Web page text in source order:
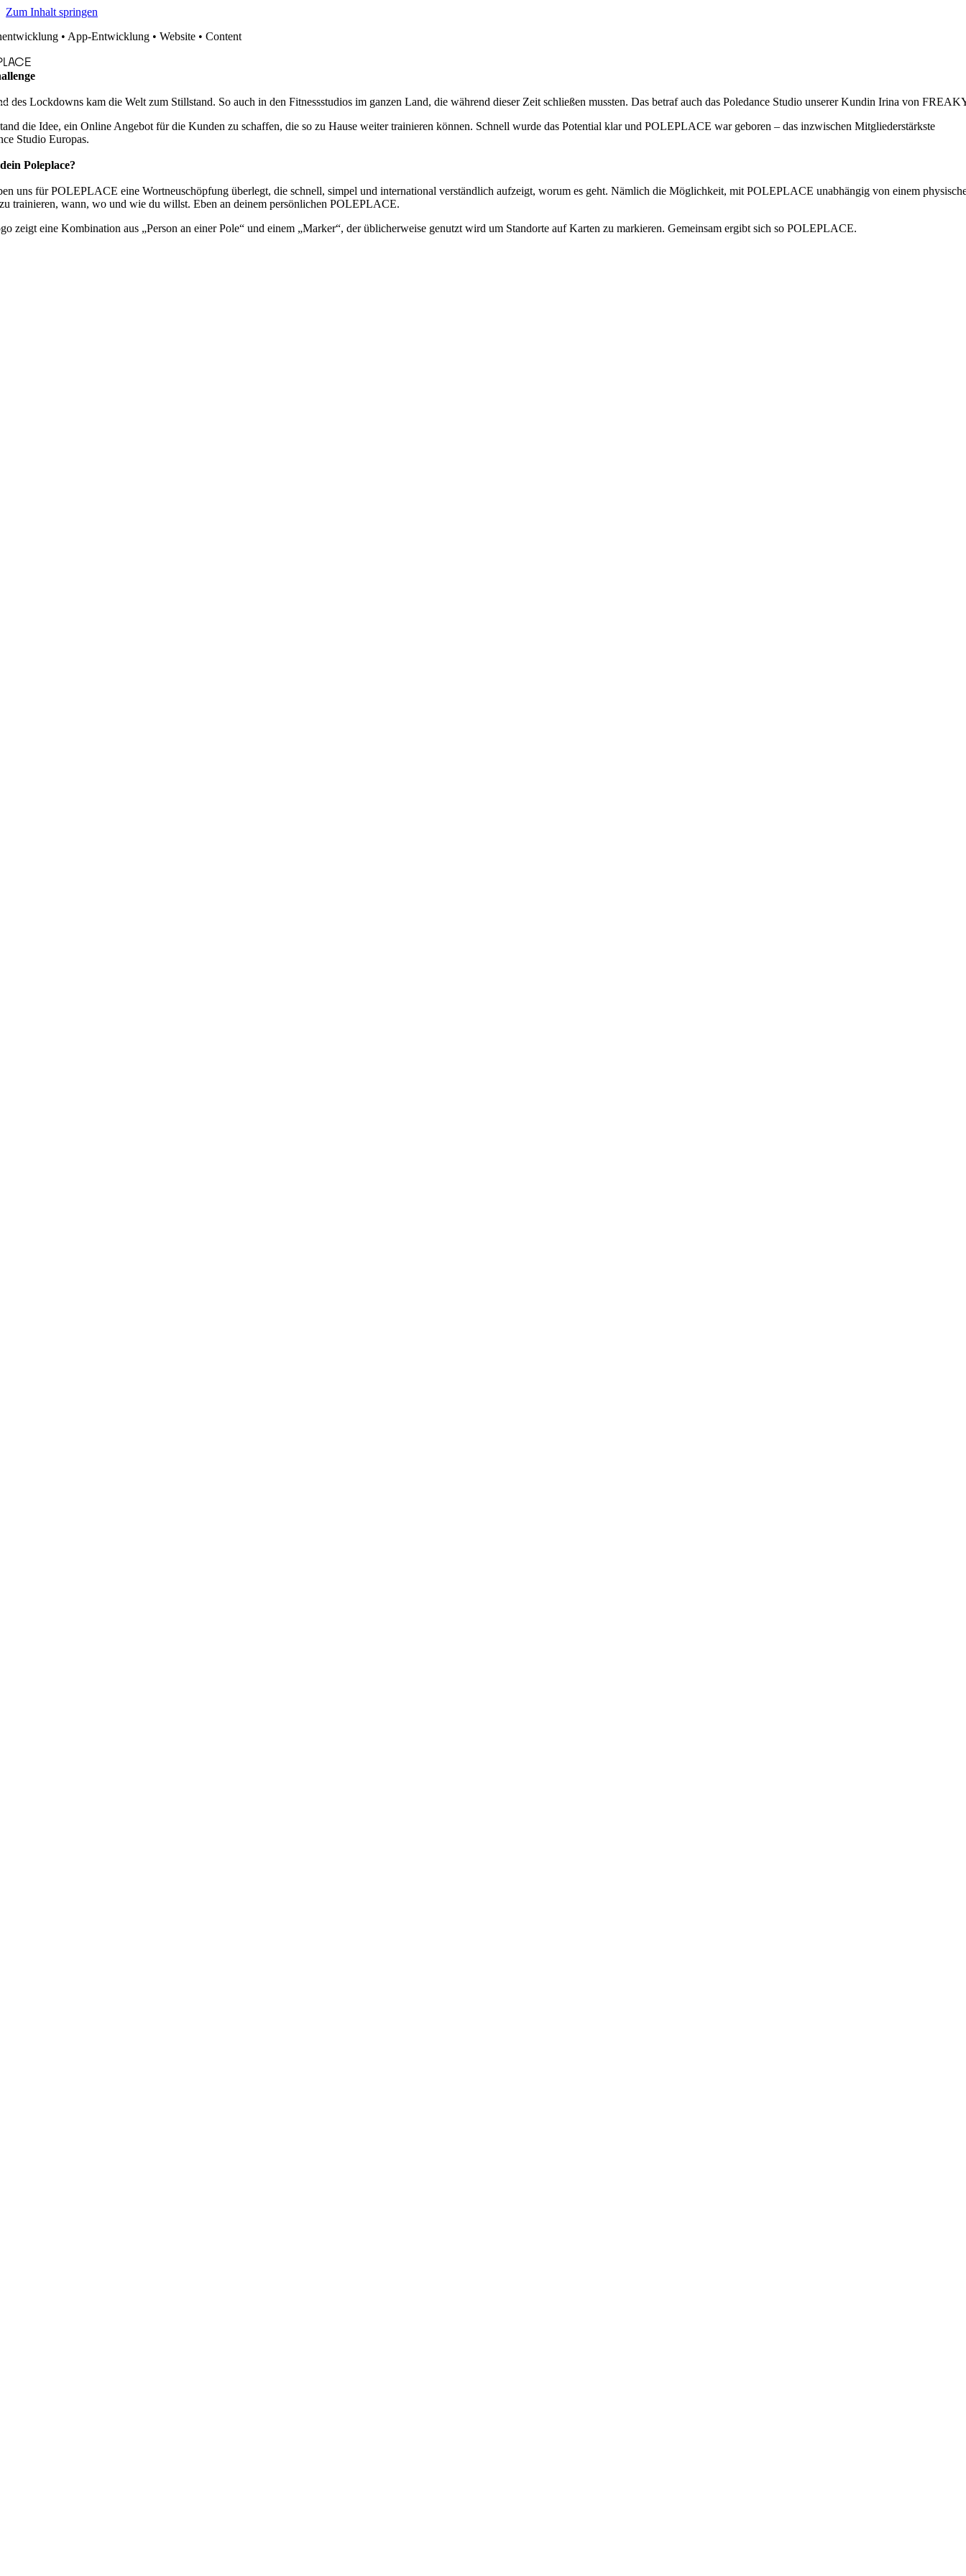
Zum Inhalt springen
• App-Entwicklung • Website • Content
des Lockdowns kam die Welt zum Stillstand. So auch in den Fitnessstudios im ganzen Land, die während dieser Zeit schließen mussten. Das betraf auch das Poledance Studio unserer Kundin Irina von
die Idee, ein Online Angebot für die Kunden zu schaffen, die so zu Hause weiter trainieren können. Schnell wurde das Potential klar und POLEPLACE war geboren – das inzwischen Mitgliederstärkste
Studio Europas.
Poleplace?
uns für POLEPLACE eine Wortneuschöpfung überlegt, die schnell, simpel und international verständlich aufzeigt, worum es geht. Nämlich die Möglichkeit, mit POLEPLACE unabhängig von einem
trainieren, wann, wo und wie du willst. Eben an deinem persönlichen POLEPLACE.
zeigt eine Kombination aus „Person an einer Pole“ und einem „Marker“, der üblicherweise genutzt wird um Standorte auf Karten zu markieren. Gemeinsam ergibt sich so POLEPLACE.